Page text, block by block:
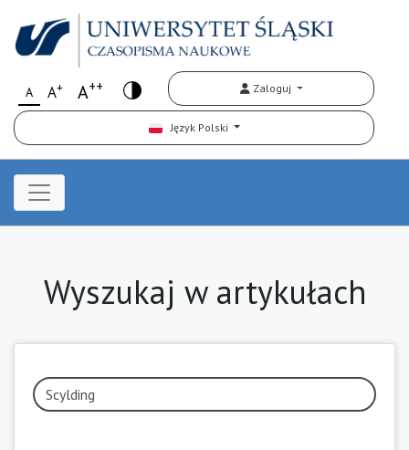
A A+ A++ Zaloguj
Język Polski
Wyszukaj w artykułach